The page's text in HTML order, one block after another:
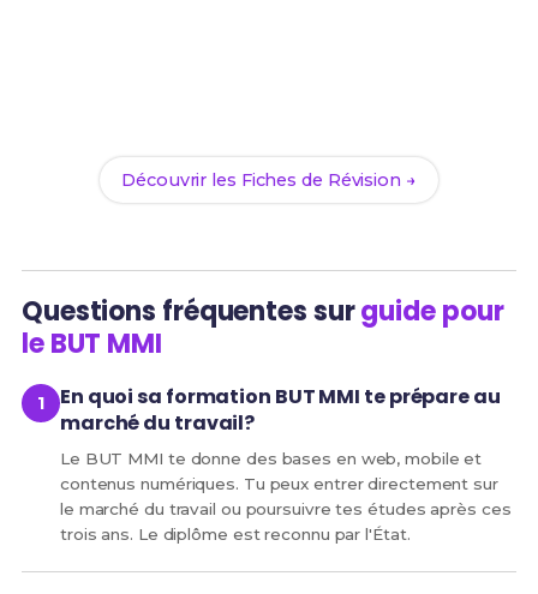
Découvrir les Fiches de Révision →
Questions fréquentes surguide pour
le BUT MMI
En quoi sa formation BUT MMI te prépare au
marché du travail?
Le BUT MMI te donne des bases en web, mobile et
contenus numériques. Tu peux entrer directement sur
le marché du travail ou poursuivre tes études après ces
trois ans. Le diplôme est reconnu par l'État.